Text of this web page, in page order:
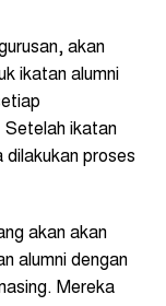
akan
ikatan alumni
Setelah ikatan
proses
akan akan
alumni dengan
Mereka